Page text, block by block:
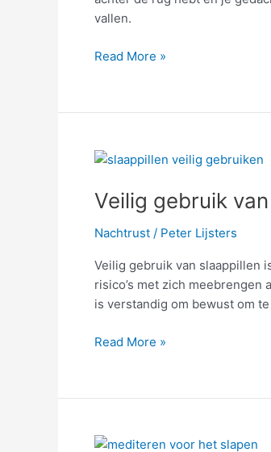
vallen.
dat
Read More »
Veilig gebruik
Nachtrust / Peter Lijsters
Veilig gebruik van slaappillen
risico’s met zich
is verstandig om bewust om
Veilig
van
slaappillen:
tips
adviezen
Read More »
Mediteren